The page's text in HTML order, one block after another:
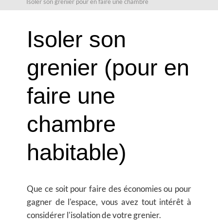
Isoler son
grenier (pour en
faire une
chambre
habitable)
Que ce soit pour faire des économies ou pour
gagner de l'espace, vous avez tout intérêt à
considérer l'isolation de votre grenier.